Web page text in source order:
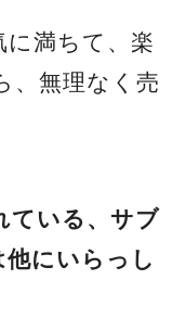
満ちて、楽
、無理なく売
ている、サブ
他にいらっし